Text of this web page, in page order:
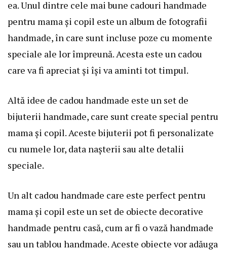
ea. Unul dintre cele mai bune cadouri handmade
pentru mama și copil este un album de fotografii
handmade, în care sunt incluse poze cu momente
speciale ale lor împreună. Acesta este un cadou
care va fi apreciat și își va aminti tot timpul.
Altă idee de cadou handmade este un set de
bijuterii handmade, care sunt create special pentru
mama și copil. Aceste bijuterii pot fi personalizate
cu numele lor, data nașterii sau alte detalii
speciale.
Un alt cadou handmade care este perfect pentru
mama și copil este un set de obiecte decorative
handmade pentru casă, cum ar fi o vază handmade
sau un tablou handmade. Aceste obiecte vor adăuga